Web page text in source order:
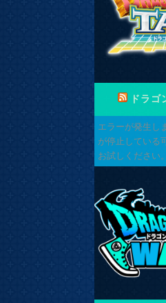
ドラゴ
エラーが発生し
が停止している
お試しください。